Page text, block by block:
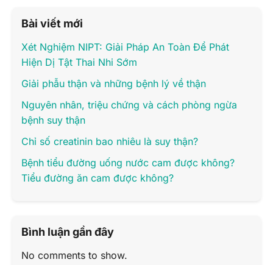
Bài viết mới
Xét Nghiệm NIPT: Giải Pháp An Toàn Để Phát
Hiện Dị Tật Thai Nhi Sớm
Giải phẫu thận và những bệnh lý về thận
Nguyên nhân, triệu chứng và cách phòng ngừa
bệnh suy thận
Chỉ số creatinin bao nhiêu là suy thận?
Bệnh tiểu đường uống nước cam được không?
Tiểu đường ăn cam được không?
Bình luận gần đây
No comments to show.